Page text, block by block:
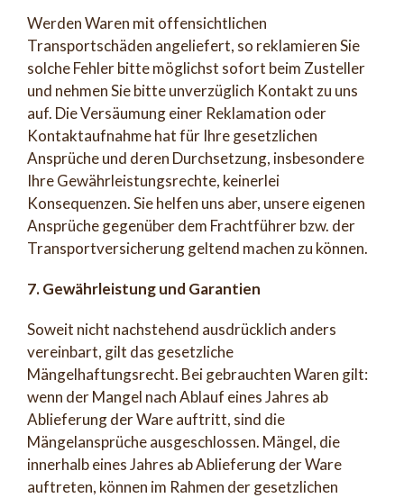
Werden Waren mit offensichtlichen
Transportschäden angeliefert, so reklamieren Sie
solche Fehler bitte möglichst sofort beim Zusteller
und nehmen Sie bitte unverzüglich Kontakt zu uns
auf. Die Versäumung einer Reklamation oder
Kontaktaufnahme hat für Ihre gesetzlichen
Ansprüche und deren Durchsetzung, insbesondere
Ihre Gewährleistungsrechte, keinerlei
Konsequenzen. Sie helfen uns aber, unsere eigenen
Ansprüche gegenüber dem Frachtführer bzw. der
Transportversicherung geltend machen zu können.
7. Gewährleistung und Garantien
Soweit nicht nachstehend ausdrücklich anders
vereinbart, gilt das gesetzliche
Mängelhaftungsrecht. Bei gebrauchten Waren gilt:
wenn der Mangel nach Ablauf eines Jahres ab
Ablieferung der Ware auftritt, sind die
Mängelansprüche ausgeschlossen. Mängel, die
innerhalb eines Jahres ab Ablieferung der Ware
auftreten, können im Rahmen der gesetzlichen